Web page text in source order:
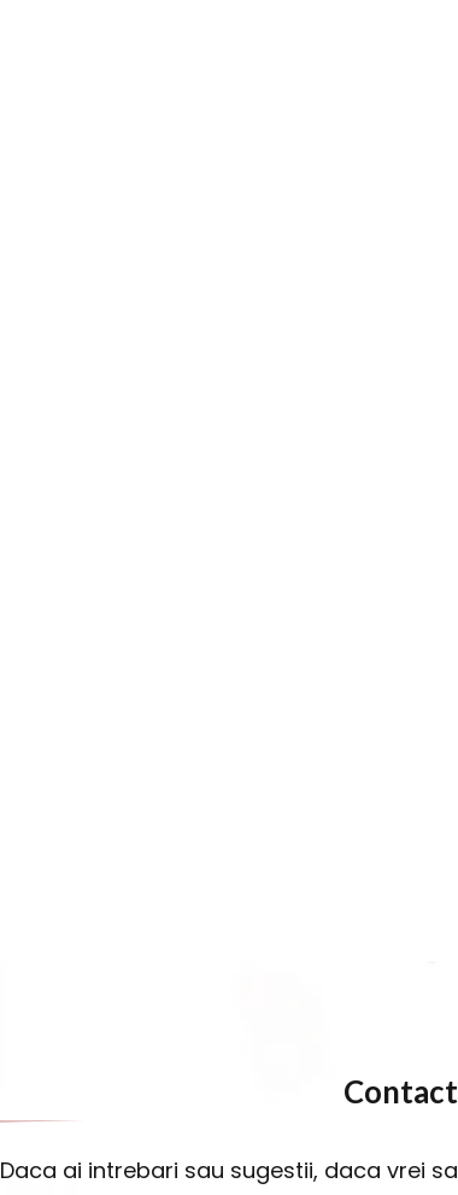
Contact
Daca ai intrebari sau sugestii, daca vrei sa